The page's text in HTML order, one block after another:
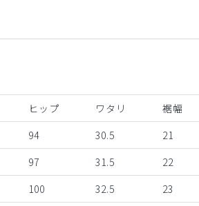
ヒップ ワタリ 裾幅
94 30.5 21
97 31.5 22
100 32.5 23